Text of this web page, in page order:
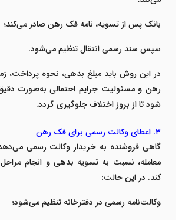
بانک پس از تسویه، نامه فک رهن صادر می‌کند؛
سپس سند رسمی انتقال تنظیم می‌شود.
در این روش باید مبلغ بدهی، نحوه پرداخت،
رهن و مسئولیت جرایم احتمالی به‌صورت دقیق
شود تا از بروز اختلاف جلوگیری گردد.
۳. اعطای وکالت رسمی برای فک رهن
گاهی فروشنده به خریدار وکالت رسمی
معامله، نسبت به تسویه بدهی و انجام
کند. در این حالت:
وکالت‌نامه رسمی در دفترخانه تنظیم می‌شود؛